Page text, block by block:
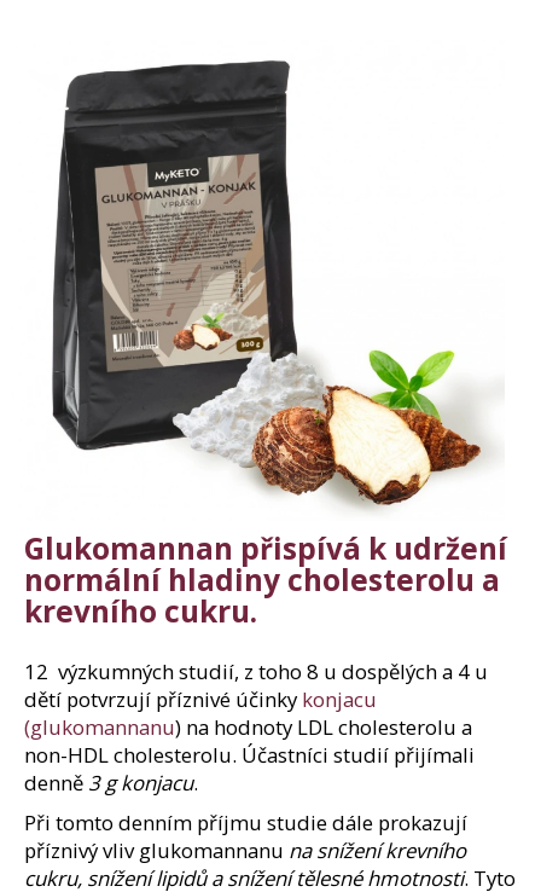
Glukomannan přispívá k udržení
normální hladiny cholesterolu a
krevního cukru.
12 výzkumných studií, z toho 8 u dospělých a 4 u
dětí potvrzují příznivé účinky konjacu
(glukomannanu) na hodnoty LDL cholesterolu a
non-HDL cholesterolu. Účastníci studií přijímali
denně 3 g konjacu.
Při tomto denním příjmu studie dále prokazují
příznivý vliv glukomannanu na snížení krevního
cukru, snížení lipidů a snížení tělesné hmotnosti. Tyto